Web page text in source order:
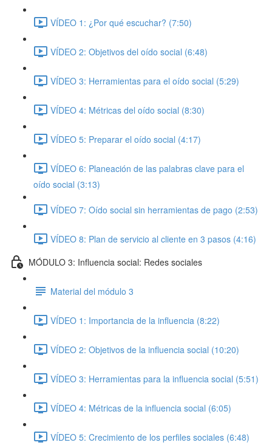
VÍDEO 1: ¿Por qué escuchar? (7:50)
VÍDEO 2: Objetivos del oído social (6:48)
VÍDEO 3: Herramientas para el oído social (5:29)
VÍDEO 4: Métricas del oído social (8:30)
VÍDEO 5: Preparar el oído social (4:17)
VÍDEO 6: Planeación de las palabras clave para el
oído social (3:13)
VÍDEO 7: Oído social sin herramientas de pago (2:53)
VÍDEO 8: Plan de servicio al cliente en 3 pasos (4:16)
MÓDULO 3: Influencia social: Redes sociales
Material del módulo 3
VÍDEO 1: Importancia de la influencia (8:22)
VÍDEO 2: Objetivos de la influencia social (10:20)
VÍDEO 3: Herramientas para la influencia social (5:51)
VÍDEO 4: Métricas de la influencia social (6:05)
VÍDEO 5: Crecimiento de los perfiles sociales (6:48)